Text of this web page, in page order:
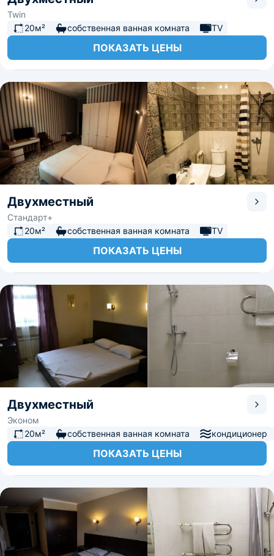
Twin
20м²
собственная ванная комната TV
ПОКАЗАТЬ ЦЕНЫ
Двухместный
Стандарт+
20м²
собственная ванная комната TV
ПОКАЗАТЬ ЦЕНЫ
Двухместный
Эконом
20м²
собственная ванная комната кондиционер
ПОКАЗАТЬ ЦЕНЫ